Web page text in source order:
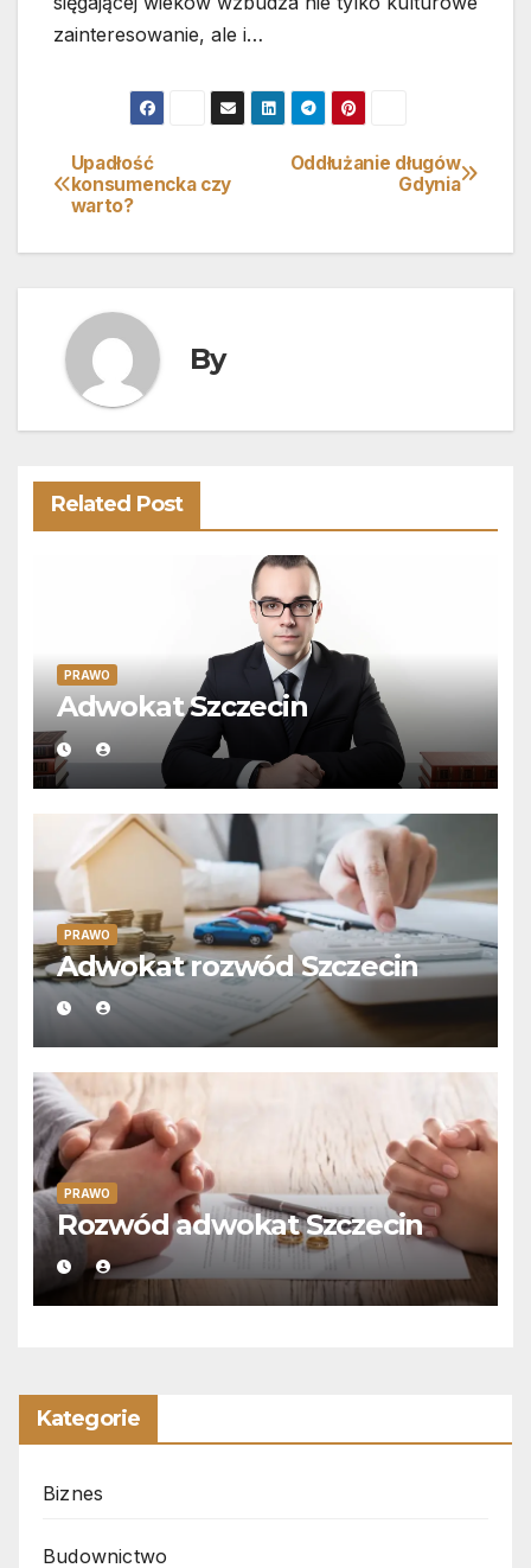
zainteresowanie, ale i…
Nawigacja
wpisu
Oddłużanie długów
Gdynia
Upadłość
konsumencka czy
warto?
By
Related Post
PRAWO
Adwokat Szczecin
PRAWO
Adwokat rozwód Szczecin
PRAWO
Rozwód adwokat Szczecin
Kategorie
Biznes
Budownictwo